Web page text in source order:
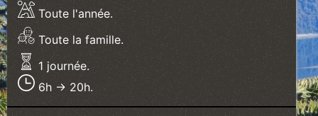
Toute l'année.
Toute la famille.
1 journée.
6h → 20h.